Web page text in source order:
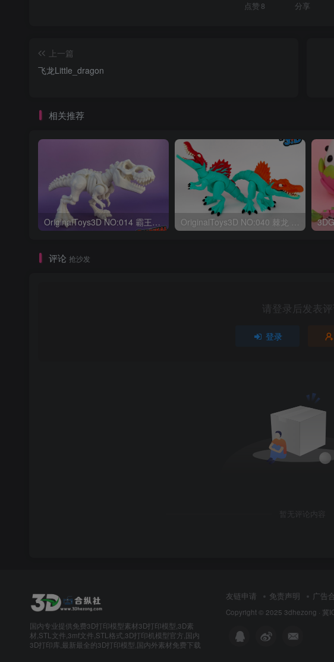
点赞 8 分享
上一篇
飞龙Little_dragon
相关推荐
OriginalToys3D NO:014 霸王龙骨架 OriginalToys3D NO:040 棘龙 Spinosaurus Remastered
评论 抢沙发
请登录后发表
登录
暂无评论内容
国内专业提供免费3D打印模型素材3D打印模型,3D素
材,STL文件,3mf文件,STL格式,3D打印机模型官方,国内
3D打印库,最新最全的3D打印模型,国内外素材免费下载
友链申请 免责声明 广告
Copyright © 2025 3dhezong · 冀